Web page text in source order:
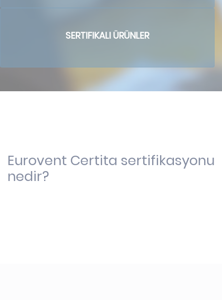
SERTIFIKALI ÜRÜNLER
Eurovent Certita sertifikasyonu
nedir?